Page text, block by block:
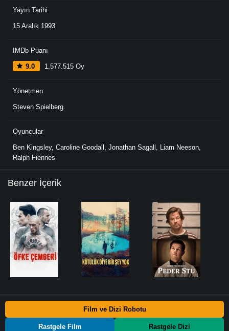
Yayın Tarihi
15 Aralık 1993
IMDb Puanı
9.0 1.577.515 Oy
Yönetmen
Steven Spielberg
Oyuncular
Ben Kingsley, Caroline Goodall , Jonathan Sagall , Liam Neeson,
Ralph Fiennes
Benzer İçerik
Film ve Dizi Robotu
Rastgele Film Rastgele Dizi